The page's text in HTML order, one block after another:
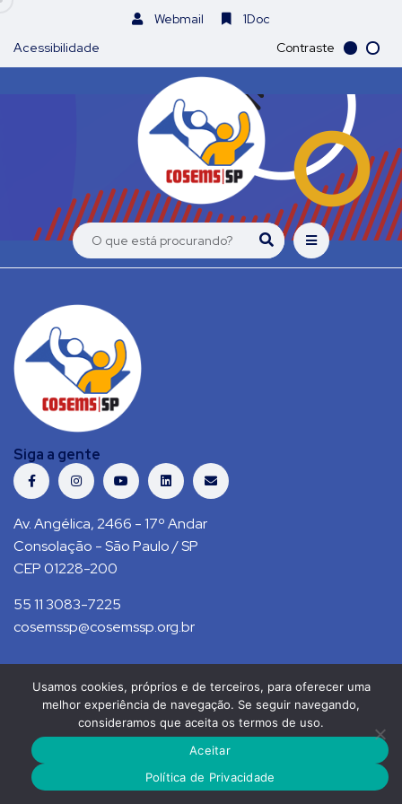
Webmail
1Doc
Acessibilidade
Contraste
Siga a gente
Av. Angélica, 2466 - 17º Andar
Consolação - São Paulo / SP
CEP 01228-200
55 11 3083-7225
cosemssp@cosemssp.org.br
Política de Privacidade Contato
COSEMS/SP © 2021. Todos direitos reservados.
RS Press
Usamos cookies, próprios e de terceiros, para oferecer uma
melhor experiência de navegação. Se seguir navegando,
consideramos que aceita os termos de uso.
Aceitar
Política de Privacidade